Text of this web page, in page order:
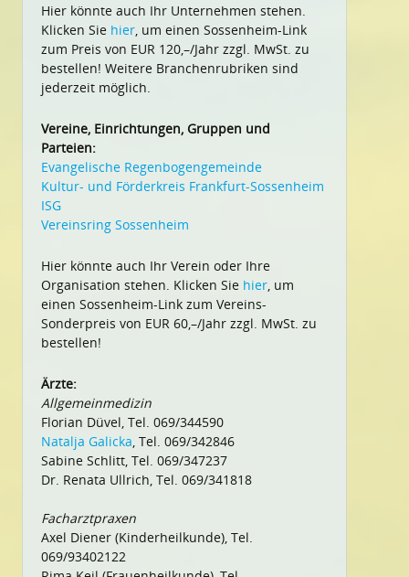
Hier könnte auch Ihr Unternehmen stehen.
Klicken Sie hier , um einen Sossenheim-Link
zum Preis von EUR 120,–/Jahr zzgl. MwSt. zu
bestellen! Weitere Branchenrubriken sind
jederzeit möglich.
Vereine, Einrichtungen, Gruppen und
Parteien:
Evangelische Regenbogengemeinde
Kultur- und Förderkreis Frankfurt-Sossenheim
ISG
Vereinsring Sossenheim
Hier könnte auch Ihr Verein oder Ihre
Organisation stehen. Klicken Sie hier , um
einen Sossenheim-Link zum Vereins-
Sonderpreis von EUR 60,–/Jahr zzgl. MwSt. zu
bestellen!
Ärzte:
Allgemeinmedizin
Florian Düvel, Tel. 069/344590
Natalja Galicka , Tel. 069/342846
Sabine Schlitt, Tel. 069/347237
Dr. Renata Ullrich, Tel. 069/341818
Facharztpraxen
Axel Diener (Kinderheilkunde), Tel.
069/93402122